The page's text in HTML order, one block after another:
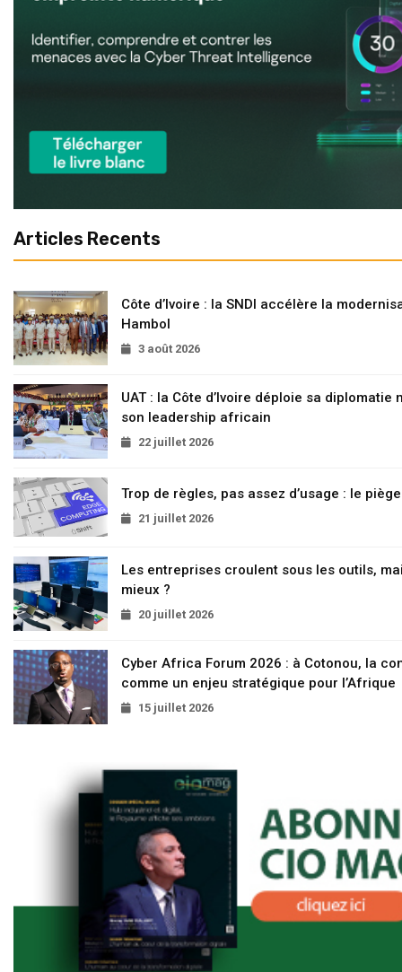
Articles Recents
Côte d’Ivoire : la SNDI accélère la
Hambol
3 août 2026
UAT : la Côte d’Ivoire déploie sa
son leadership africain
22 juillet 2026
Trop de règles, pas assez d’usage : le
21 juillet 2026
Les entreprises croulent sous les outils,
mieux ?
20 juillet 2026
Cyber Africa Forum 2026 : à Cotonou, la
comme un enjeu stratégique pour l’Afrique
15 juillet 2026